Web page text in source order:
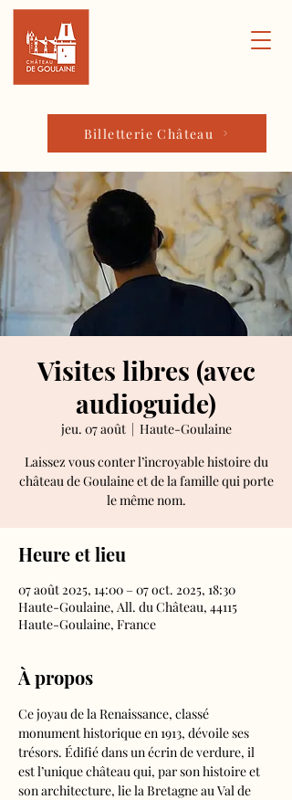
Billetterie Château
Visites libres (avec
audioguide)
jeu. 07 août
  |
Haute-Goulaine
Laissez vous conter l’incroyable histoire du
château de Goulaine et de la famille qui porte
le même nom.
Heure et lieu
07 août 2025, 14:00 – 07 oct. 2025, 18:30
Haute-Goulaine, All. du Château, 44115
Haute-Goulaine, France
À propos
Ce joyau de la Renaissance, classé
monument historique en 1913, dévoile ses
trésors. Édifié dans un écrin de verdure, il
est l’unique château qui, par son histoire et
son architecture, lie la Bretagne au Val de